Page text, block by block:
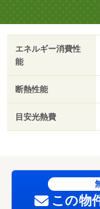
／３駅以上利用可／
南西向き／南面バル
対応物件／初期費用
ヤ台原店まで４３０
西友台原店（スーパ
原店（コンビニ）ま
駅前店（コンビニ）
（ドラッグストア）
エネルギー消費性
能
断熱性能
目安光熱費
この物